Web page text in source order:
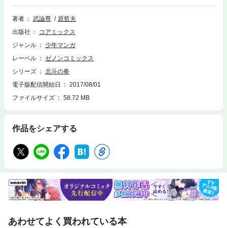
子相伝の暗殺拳“北斗神拳”の伝承者・ケンシロウが、愛と哀しみを背負い
救世主として成長していく姿を描き出す。強敵（とも）と呼ばれる男達と
んだラオウ、トキ、ジャギの義兄弟との絆と別離。そのどれもが現在まで
読者を魅了している。また、悪党達が「ひでぶ」「あべし」といった断末
会現象にまでなり、現在にいたっても、TVアニメや劇場版、脇役達をフィ
ーチャーした外伝、ゲーム等へと新たな展開を続けている。
著者 武論尊
原哲夫
出版社
コアミックス
ジャンル
少年マンガ
レーベル
ゼノンコミックス
シリーズ
北斗の拳
電子版配信開始日
2017/08/01
ファイルサイズ
58.72 MB
作品をシェアする
あわせてよく買われている本